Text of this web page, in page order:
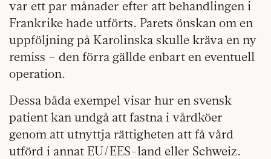
var ett par månader efter att behandlingen i
Frankrike hade utförts. Parets önskan om en
uppföljning på Karolinska skulle kräva en ny
remiss – den förra gällde enbart en eventuell
operation.
Dessa båda exempel visar hur en svensk
patient kan undgå att fastna i vårdköer
genom att utnyttja rättigheten att få vård
utförd i annat EU/EES-land eller Schweiz.